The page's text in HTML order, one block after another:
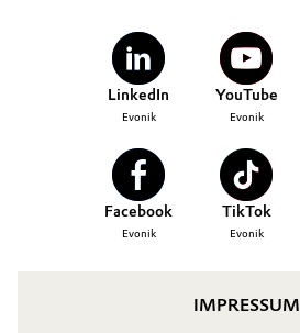
Plastics & Rubber
Pulp, Paper & Packaging
Textiles, Leather & Nonwovens
LinkedIn
Evonik
YouTube
Evonik
Facebook
Evonik
TikTok
Evonik
IMPRESSUM